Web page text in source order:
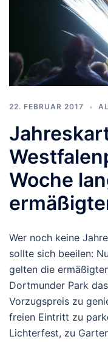
22. FEBRUAR 2017
Woche
Wer noch keine
sollte sich beeilen:
gelten die
Dortmunder Park
Vorzugspreis zu
freien Eintritt zu
Lichterfest, zu